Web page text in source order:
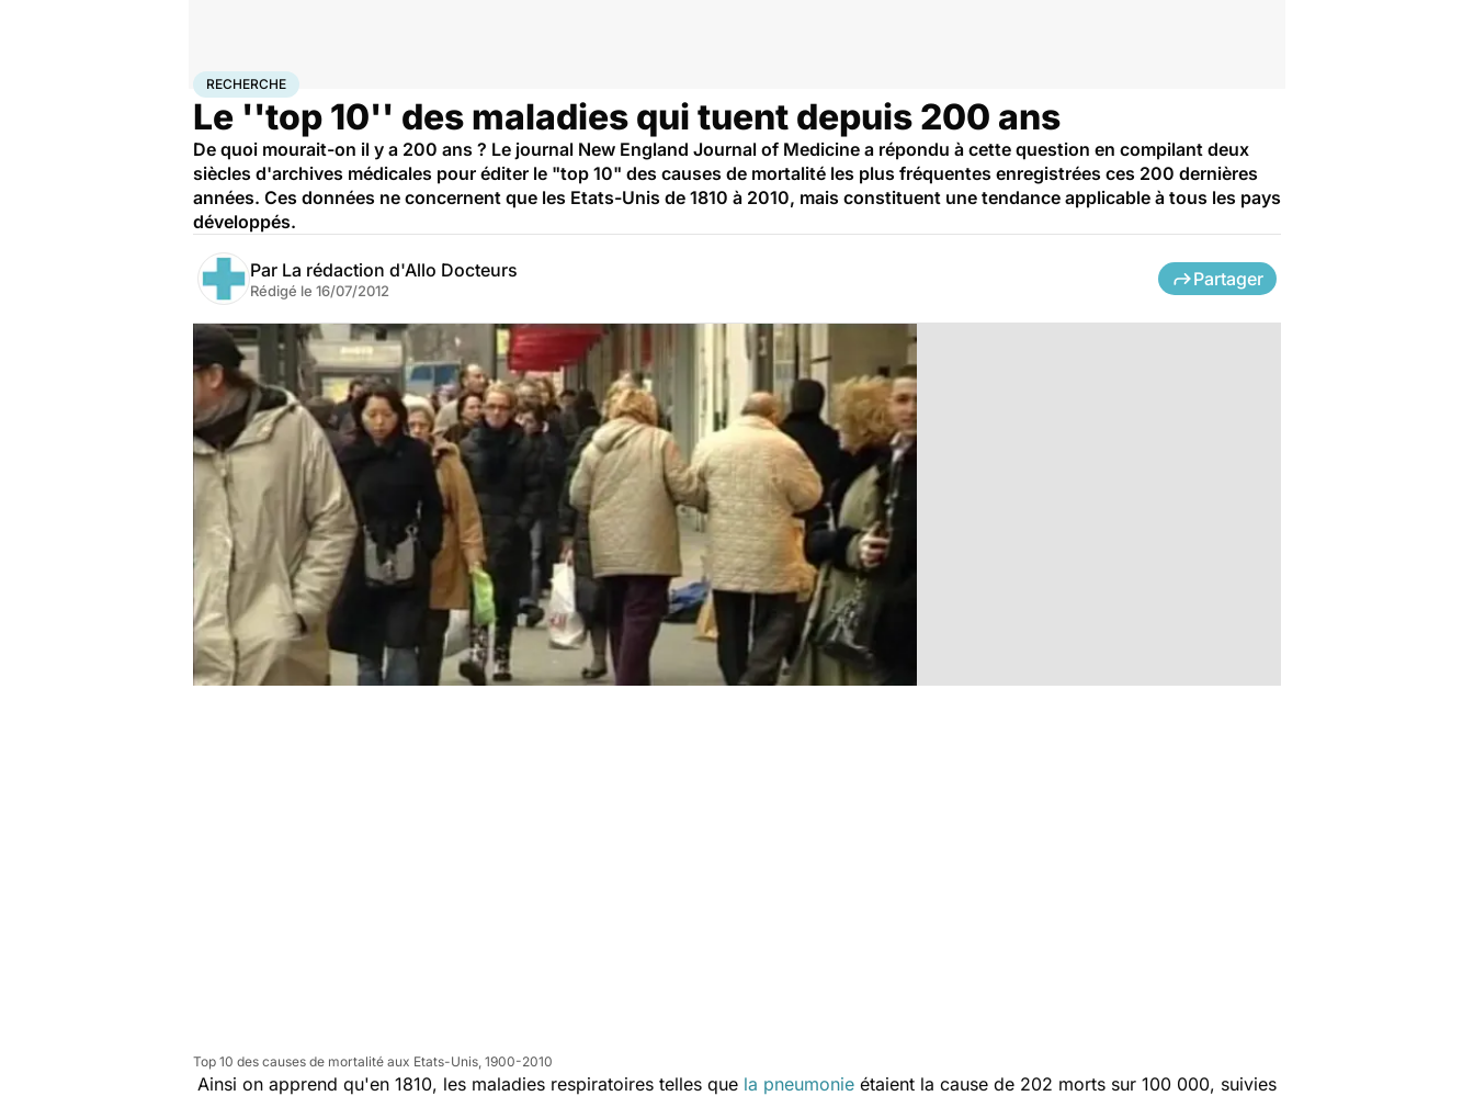
AccueilSantéMaladies
RECHERCHE
Le ''top 10'' des maladies qui tuent depuis 200 ans
De quoi mourait-on il y a 200 ans ? Le journal New England Journal of Medicine a répondu à cette question en compilant deux
siècles d'archives médicales pour éditer le "top 10" des causes de mortalité les plus fréquentes enregistrées ces 200 dernières
années. Ces données ne concernent que les Etats-Unis de 1810 à 2010, mais constituent une tendance applicable à tous les pays
développés.
Par La rédaction d'Allo Docteurs
Rédigé le 16/07/2012
Partager
Top 10 des causes de mortalité aux Etats-Unis, 1900-2010
Ainsi on apprend qu'en 1810, les maladies respiratoires telles que la pneumonie étaient la cause de 202 morts sur 100 000, suivies